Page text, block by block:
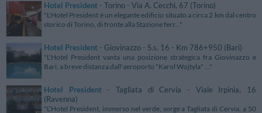
Hotel President - Torino - Via A. Cecchi, 67 (Torino)
"L'Hotel President è un elegante edificio situato a circa 2 km dal centro
storico di Torino, di fronte alla Stazione ferr..."
Hotel President - Giovinazzo - S.s. 16 - Km 786+950 (Bari)
"L'Hotel President vanta una posizione strategica fra Giovinazzo e
Bari, a breve distanza dall'aeroporto "Karol Wojtyla" ..."
Hotel President- Tagliata di Cervia - Viale Irpinia, 16
(Ravenna)
"L’Hotel President, immerso nel verde, sorge a Tagliata di Cervia, a 50